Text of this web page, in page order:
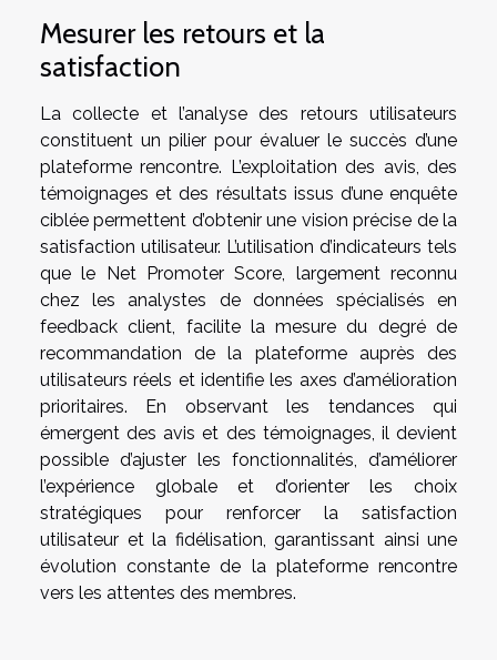
Mesurer les retours et la
satisfaction
La collecte et l’analyse des retours utilisateurs
constituent un pilier pour évaluer le succès d’une
plateforme rencontre. L’exploitation des avis, des
témoignages et des résultats issus d’une enquête
ciblée permettent d’obtenir une vision précise de la
satisfaction utilisateur. L’utilisation d’indicateurs tels
que le Net Promoter Score, largement reconnu
chez les analystes de données spécialisés en
feedback client, facilite la mesure du degré de
recommandation de la plateforme auprès des
utilisateurs réels et identifie les axes d’amélioration
prioritaires. En observant les tendances qui
émergent des avis et des témoignages, il devient
possible d’ajuster les fonctionnalités, d’améliorer
l’expérience globale et d’orienter les choix
stratégiques pour renforcer la satisfaction
utilisateur et la fidélisation, garantissant ainsi une
évolution constante de la plateforme rencontre
vers les attentes des membres.